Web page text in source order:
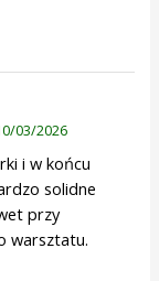
03/2026
i w końcu
solidne
przy
warsztatu.